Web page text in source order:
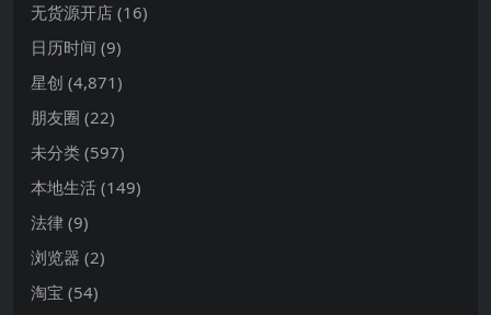
无货源开店 (16)
日历时间 (9)
星创 (4,871)
朋友圈 (22)
未分类 (597)
本地生活 (149)
法律 (9)
浏览器 (2)
淘宝 (54)